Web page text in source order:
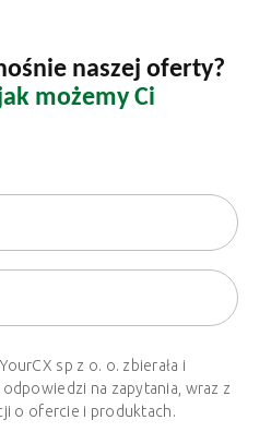
naszej oferty?
możemy Ci
sp z o. o. zbierała i
na zapytania, wraz z
o ofercie i produktach.